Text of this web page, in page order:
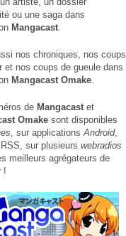
ou une saga dans
Mangacast.
nos chroniques, nos coups
nos coups de gueule dans
Mangacast Omake.
de Mangacastet
Omake sont disponibles
, sur applicationsAndroid,
, sur plusieurs webradios
meilleurs agrégateurs de
!